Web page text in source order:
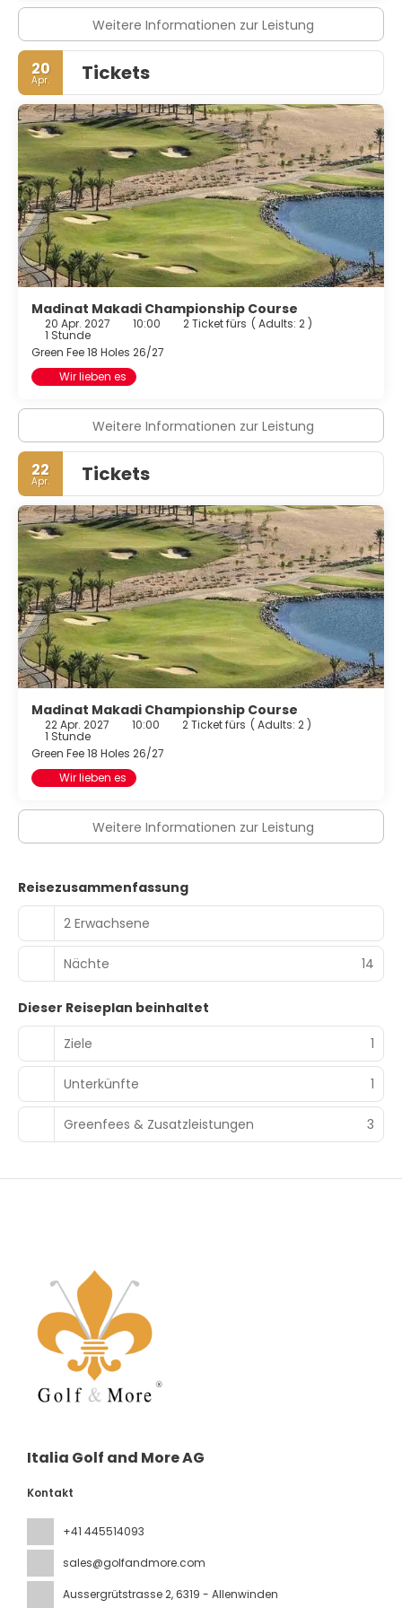
Veranstaltungsräumlichkeiten zählen Konferenzfläche
und 3 Tagungsräume. Der Flughafentransfer (rund um die
Uhr) ist kostenpflichtig; außerdem gibt es vor Ort
Folgendes: Parken ohne Service (kostenlos).
Weitere Informationen zur Leistung
20
Apr. Tickets
Madinat Makadi Championship Course
20 Apr. 2027 10:00 2 Ticket fürs ( Adults: 2 )
1 Stunde
Green Fee 18 Holes 26/27
Wir lieben es
Weitere Informationen zur Leistung
22
Apr. Tickets
Madinat Makadi Championship Course
22 Apr. 2027 10:00 2 Ticket fürs ( Adults: 2 )
1 Stunde
Green Fee 18 Holes 26/27
Wir lieben es
Weitere Informationen zur Leistung
Reisezusammenfassung
2 Erwachsene
Nächte 14
Dieser Reiseplan beinhaltet
Ziele
1
Unterkünfte 1
Greenfees & Zusatzleistungen 3
Italia Golf and More AG
Kontakt
+41 445514093
sales@golfandmore.com
Aussergrütstrasse 2, 6319 - Allenwinden